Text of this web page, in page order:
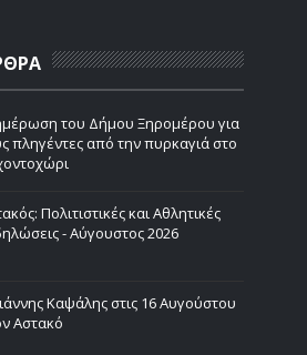
του Δήμου Ξηρομέρου για
πληγέντες από την πυρκαγιά στο
Πολιτιστικές και Αθλητικές
- Αύγουστος 2026
Καψάλης στις 16 Αυγούστου
Αστακό